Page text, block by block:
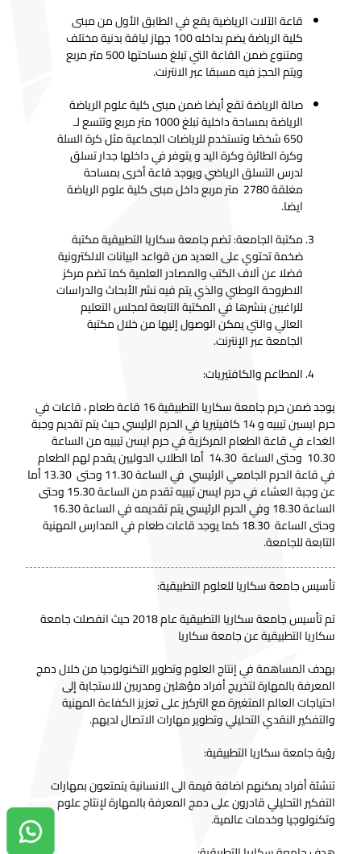
قاعة الآلات الرياضية يقع في الطابق الأول من مبنى
كلية الرياضة يضم بداخله 100 جهاز لياقة بدنية مختلف
ومتنوع ضمن القاعة التي تبلغ مساحتها 500 متر مربع
ويتم الحجز فيه مسبقا عبر الانترنت.
صالة الرياضة تقع أيضا ضمن مبنى كلية علوم الرياضة
الرياضة بمساحة داخلية تبلغ 1000 متر مربع وتتسع لـ
650 شخصًا وتستخدم للرياضات الجماعية مثل كرة السلة
وكرة الطائرة وكرة اليد و يتوفر في داخلها جدار تسلق
لدرس التسلق الرياضي ويوجد قاعة أخرى بمساحة
مغلقة 2780 متر مربع داخل مبنى كلية علوم الرياضة
ايضا.
مكتبة الجامعة: تضم جامعة سكاريا التطبيقية مكتبة
ضخمة تحتوي على العديد من قواعد البيانات الالكترونية
فضلا عن آلاف الكتب والمصادر العلمية كما تضم مركز
الاطروحة الوطني والذي يتم فيه نشر الأبحاث والدراسات
للراغبين بنشرها في المكتبة التابعة لمجلس التعليم
العالي والتي يمكن الوصول إليها من خلال مكتبة
الجامعة عبر الإنترنت.
المطاعم والكافتيريات:
يوجد ضمن حرم جامعة سكاريا التطبيقية 16 قاعة طعام ، قاعات في
حرم ايسين تيبيه و 14 كافيتيريا في الحرم الرئيسي حيث يتم تقديم وجبة
الغداء في قاعة الطعام المركزية في حرم ايسن تيبيه من الساعة
10.30 وحتى الساعة 14.30 أما الطلاب الدوليين يقدم لهم الطعام
في قاعة الحرم الجامعي الرئيسي في الساعة 11.30 وحتى 13.30 أما
عن وجبة العشاء في حرم ايسن تيبيه تقدم من الساعة 15.30 وحتى
الساعة 18.30 وفي الحرم الرئيسي يتم تقديمه في الساعة 16.30
وحتى الساعة 18.30 كما يوجد قاعات طعام في المدارس المهنية
التابعة للجامعة.
تأسيس جامعة سكاريا للعلوم التطبيقية:
تم تأسيس جامعة سكاريا التطبيقية عام 2018 حيث انفصلت جامعة
سكاريا التطبيقية عن جامعة سكاريا
بهدف المساهمة في إنتاج العلوم وتطوير التكنولوجيا من خلال دمج
المعرفة بالمهارة لتخريج أفراد مؤهلين ومدربين للاستجابة إلى
احتياجات العالم المتغيرة مع التركيز على تعزيز الكفاءة المهنية
والتفكير النقدي التحليلي وتطوير مهارات الاتصال لديهم.
رؤية جامعة سكاريا التطبيقية:
تنشئة أفراد يمكنهم اضافة قيمة الى الانسانية يتمتعون بمهارات
التفكير التحليلي قادرون على دمج المعرفة بالمهارة لإنتاج علوم
وتكنولوجيا وخدمات عالمية.